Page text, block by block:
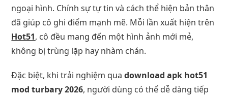
ngoại hình. Chính sự tự tin và cách thể hiện bản thân
đã giúp cô ghi điểm mạnh mẽ. Mỗi lần xuất hiện trên
Hot51, cô đều mang đến một hình ảnh mới mẻ,
không bị trùng lặp hay nhàm chán.
Đặc biệt, khi trải nghiệm quadownload apk hot51
mod turbary 2026, người dùng có thể dễ dàng tiếp